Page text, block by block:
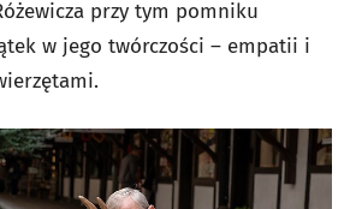
przy tym pomniku
w jego twórczości – empatii i